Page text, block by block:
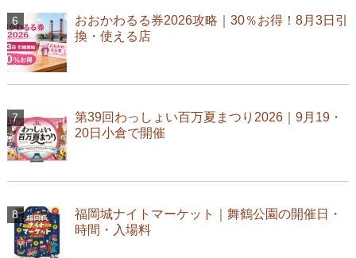
おおかわるる券2026攻略｜30％お得！8月3日引
換・使える店
第39回わっしょい百万夏まつり2026｜9月19・
20日小倉で開催
福岡城ナイトマーケット｜舞鶴公園の開催日・
時間・入場料